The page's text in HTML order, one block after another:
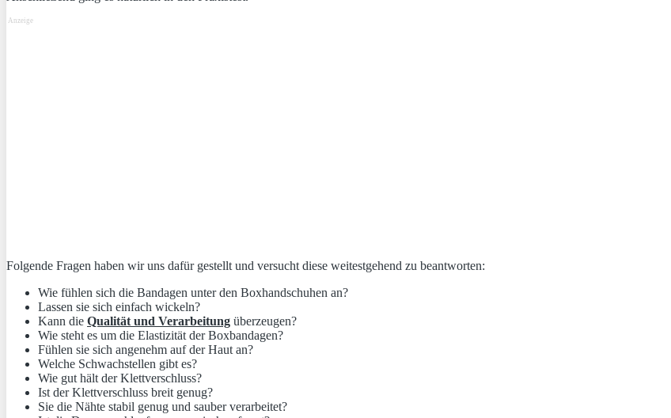
Anzeige
Folgende Fragen haben wir uns dafür gestellt und versucht diese weitestgehend zu beantworten:
Wie fühlen sich die Bandagen unter den Boxhandschuhen an?
Lassen sie sich einfach wickeln?
Kann die Qualität und Verarbeitung überzeugen?
Wie steht es um die Elastizität der Boxbandagen?
Fühlen sie sich angenehm auf der Haut an?
Welche Schwachstellen gibt es?
Wie gut hält der Klettverschluss?
Ist der Klettverschluss breit genug?
Sie die Nähte stabil genug und sauber verarbeitet?